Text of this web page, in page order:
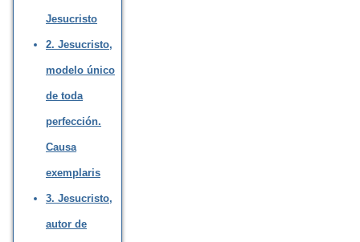
Jesucristo
2. Jesucristo,
modelo único
de toda
perfección.
Causa
exemplaris
3. Jesucristo,
autor de